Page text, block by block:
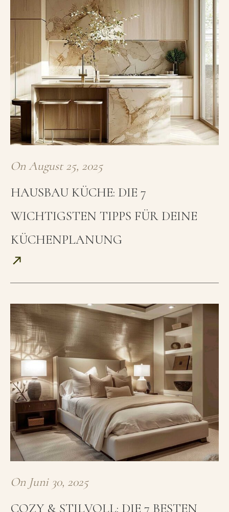
On August 25, 2025
HAUSBAU KÜCHE: DIE 7
WICHTIGSTEN TIPPS FÜR DEINE
KÜCHENPLANUNG
On Juni 30, 2025
COZY & STILVOLL: DIE 7 BESTEN